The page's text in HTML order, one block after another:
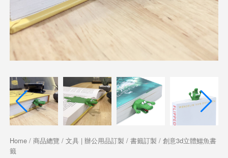
Home/ 商品總覽 / 文具 | 辦公用品訂製 / 書籤訂製 / 創意3d立體鱷魚書
籤